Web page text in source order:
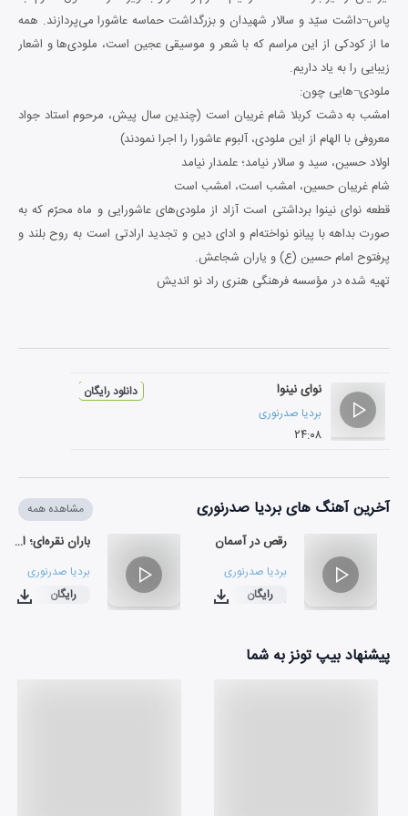
پاس¬داشت سیّد و سالار شهیدان و بزرگداشت حماسه عاشورا می‌پردازند. همه
ما از کودکی از این مراسم که با شعر و موسیقی عجین است، ملودی‌ها و اشعار
زیبایی را به یاد داریم.
ملودی¬هایی چون:
امشب به دشت کربلا شام غریبان است (چندین سال پیش، مرحوم استاد جواد
معروفی با الهام از این ملودی، آلبوم عاشورا را اجرا نمودند)
اولاد حسین، سید و سالار نیامد؛ علمدار نیامد
شام غریبان حسین، امشب است، امشب است
قطعه نوای نینوا برداشتی است آزاد از ملودی‌های عاشورایی و ماه محرّم که به
صورت بداهه با پیانو نواخته‌ام و ادای دین و تجدید ارادتی است به روح بلند و
پرفتوح امام حسین (ع) و یاران شجاعش.
تهیه شده در مؤسسه فرهنگی هنری راد نو اندیش
نوای نینوا
بردیا صدرنوری
۲۴:۰۸
دانلود رایگان
آخرین آهنگ های بردیا صدرنوری مشاهده همه
رقص در آسمان
بردیا صدرنوری
۰۴:۴۹رایگان
باران نقره‌ای؛ از رشت تا رن
بردیا صدرنوری
۰۴:۰۶
رایگان
پیشنهاد بیپ تونز به شما